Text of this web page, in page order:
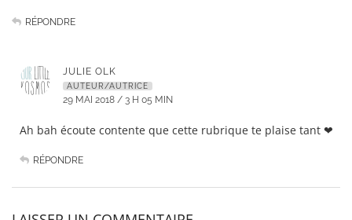
RÉPONDRE
JULIE OLK
AUTEUR/AUTRICE
29 MAI 2018 / 3 H 05 MIN
Ah bah écoute contente que cette rubrique te plaise tant ❤
RÉPONDRE